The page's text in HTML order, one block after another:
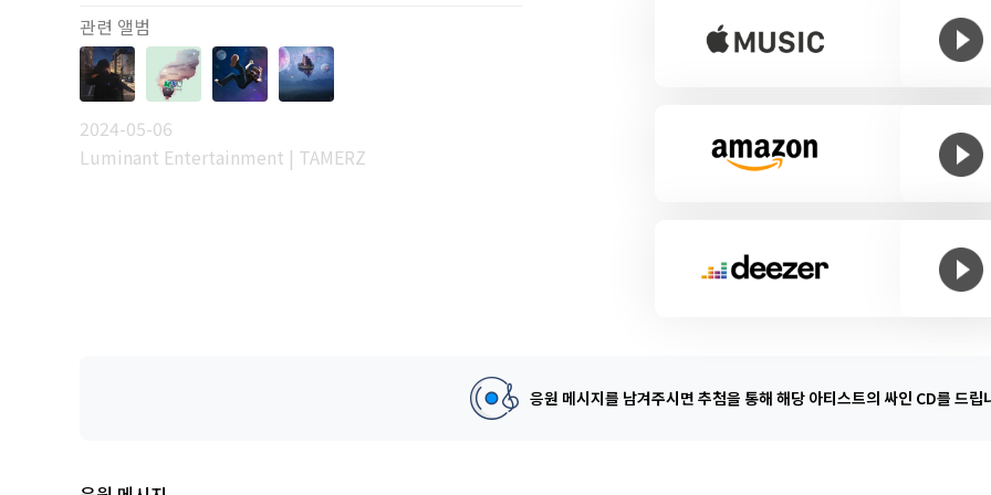
관련 앨범
2024-05-06
Luminant Entertainment | TAMERZ
응원 메시지를 남겨주시면 추첨을 통해 해당 아티스트의 싸인 CD를 드립